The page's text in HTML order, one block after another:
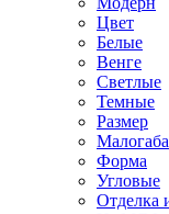
Цвет
Белые
Венге
Светлые
Темные
Размер
Форма
Угловые
Отделка